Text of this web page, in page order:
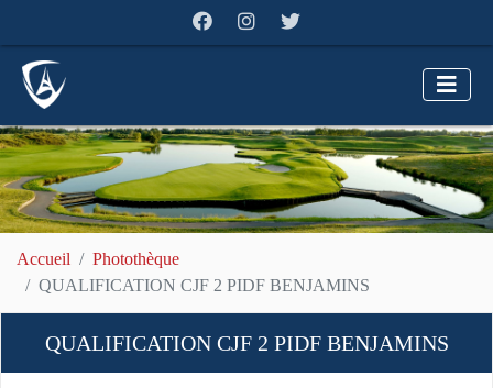
Accueil
Photothèque
QUALIFICATION CJF 2 PIDF BENJAMINS
QUALIFICATION CJF 2 PIDF BENJAMINS